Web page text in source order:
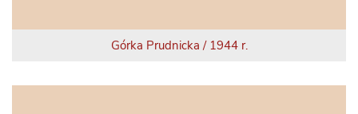
Górka Prudnicka / 1944 r.